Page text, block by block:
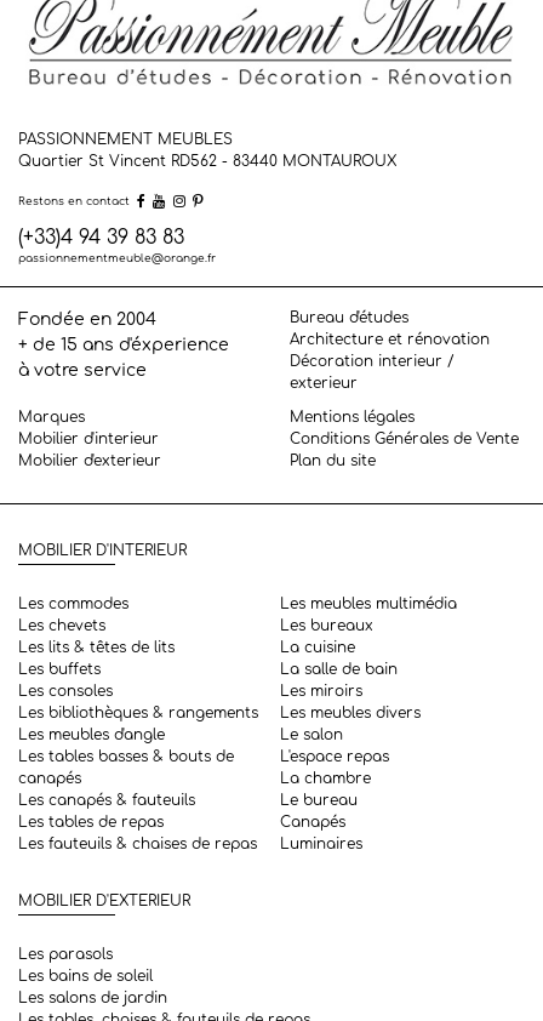
PASSIONNEMENT MEUBLES
Quartier St Vincent RD562 - 83440 MONTAUROUX
Restons en contact
(+33)4 94 39 83 83
passionnementmeuble@orange.fr
Fondée en 2004
+ de 15 ans d'éxperience
à votre service
Bureau d'études
Architecture et rénovation
Décoration interieur /
exterieur
Marques
Mobilier d'interieur
Mobilier d'exterieur
Mentions légales
Conditions Générales de Vente
Plan du site
MOBILIER D'INTERIEUR
Les commodes
Les chevets
Les lits & têtes de lits
Les buffets
Les consoles
Les bibliothèques & rangements
Les meubles d'angle
Les tables basses & bouts de
canapés
Les canapés & fauteuils
Les tables de repas
Les fauteuils & chaises de repas
Les meubles multimédia
Les bureaux
La cuisine
La salle de bain
Les miroirs
Les meubles divers
Le salon
L'espace repas
La chambre
Le bureau
Canapés
Luminaires
MOBILIER D'EXTERIEUR
Les parasols
Les bains de soleil
Les salons de jardin